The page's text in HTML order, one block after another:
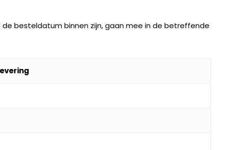
besteldatum binnen zijn, gaan mee in de betreffende